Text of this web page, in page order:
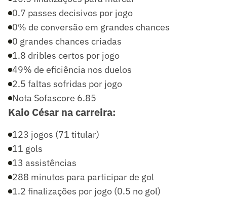
0.7 passes decisivos por jogo
0% de conversão em grandes chances
0 grandes chances criadas
1.8 dribles certos por jogo
49% de eficiência nos duelos
2.5 faltas sofridas por jogo
Nota Sofascore 6.85
Kaio César na carreira:
123 jogos (71 titular)
11 gols
13 assistências
288 minutos para participar de gol
1.2 finalizações por jogo (0.5 no gol)